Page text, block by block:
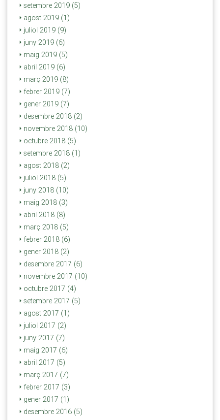
setembre 2019 (5)
agost 2019 (1)
juliol 2019 (9)
juny 2019 (6)
maig 2019 (5)
abril 2019 (6)
març 2019 (8)
febrer 2019 (7)
gener 2019 (7)
desembre 2018 (2)
novembre 2018 (10)
octubre 2018 (5)
setembre 2018 (1)
agost 2018 (2)
juliol 2018 (5)
juny 2018 (10)
maig 2018 (3)
abril 2018 (8)
març 2018 (5)
febrer 2018 (6)
gener 2018 (2)
desembre 2017 (6)
novembre 2017 (10)
octubre 2017 (4)
setembre 2017 (5)
agost 2017 (1)
juliol 2017 (2)
juny 2017 (7)
maig 2017 (6)
abril 2017 (5)
març 2017 (7)
febrer 2017 (3)
gener 2017 (1)
desembre 2016 (5)